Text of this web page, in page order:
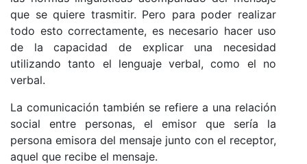
que se quiere trasmitir. Pero para poder realizar
todo esto correctamente, es necesario hacer uso
de la capacidad de explicar una necesidad
utilizando tanto el lenguaje verbal, como el no
verbal.
La comunicación también se refiere a una relación
social entre personas, el emisor que sería la
persona emisora del mensaje junto con el receptor,
aquel que recibe el mensaje.